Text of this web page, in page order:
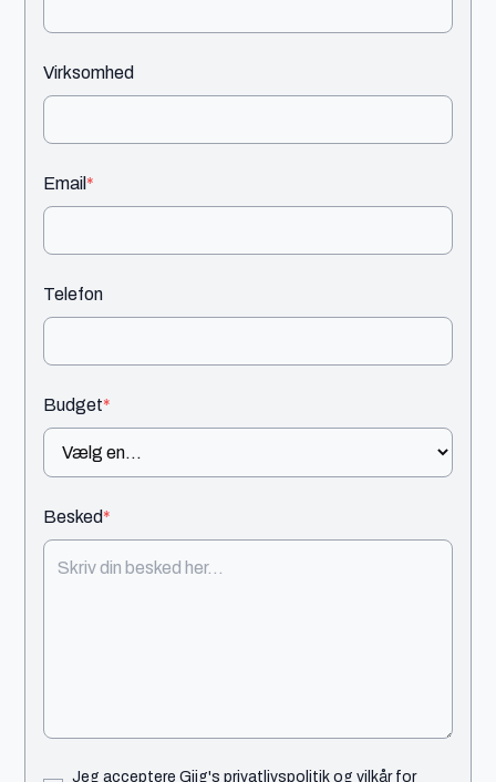
Virksomhed
Email*
Telefon
Budget*
Besked*
Jeg acceptere Giig'sprivatlivspolitikogvilkår for